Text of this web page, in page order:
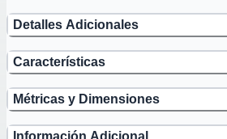
Detalles Adicionales
Características
Métricas y Dimensiones
Información Adicional